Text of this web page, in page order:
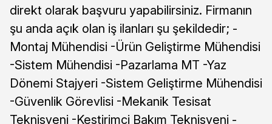
direkt olarak başvuru yapabilirsiniz. Firmanın
şu anda açık olan iş ilanları şu şekildedir; -
Montaj Mühendisi -Ürün Geliştirme Mühendisi
-Sistem Mühendisi -Pazarlama MT -Yaz
Dönemi Stajyeri -Sistem Geliştirme Mühendisi
-Güvenlik Görevlisi -Mekanik Tesisat
Teknisyeni -Kestirimci Bakım Teknisyeni -